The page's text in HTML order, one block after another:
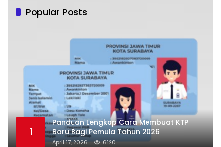
Popular Posts
1
Panduan Lengkap Cara Membuat KTP
Baru Bagi Pemula Tahun 2026
April 17, 2026 6120